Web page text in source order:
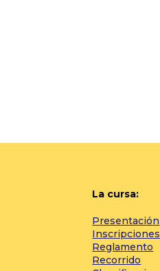
La cursa:
Presentación
Inscripciones
Reglamento
Recorrido